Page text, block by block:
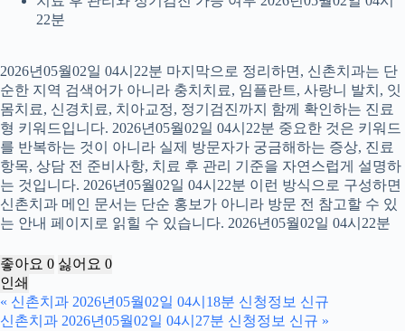
22분
2026년05월02일 04시22분 마지막으로 정리하면, 신촌치과는 단
순한 지역 검색어가 아니라 충치치료, 임플란트, 사랑니 발치, 잇
몸치료, 신경치료, 치아교정, 정기검진까지 함께 확인하는 진료
형 키워드입니다. 2026년05월02일 04시22분 중요한 것은 키워드
를 반복하는 것이 아니라 실제 방문자가 궁금해하는 증상, 진료
항목, 상담 전 준비사항, 치료 후 관리 기준을 자연스럽게 설명하
는 것입니다. 2026년05월02일 04시22분 이런 방식으로 구성하면
신촌치과 메인 문서는 단순 홍보가 아니라 방문 전 참고할 수 있
는 안내 페이지로 읽힐 수 있습니다. 2026년05월02일 04시22분
좋아요 0 싫어요 0
인쇄
« 신촌치과 2026년05월02일 04시18분 신청정보 신규
신촌치과 2026년05월02일 04시27분 신청정보 신규 »